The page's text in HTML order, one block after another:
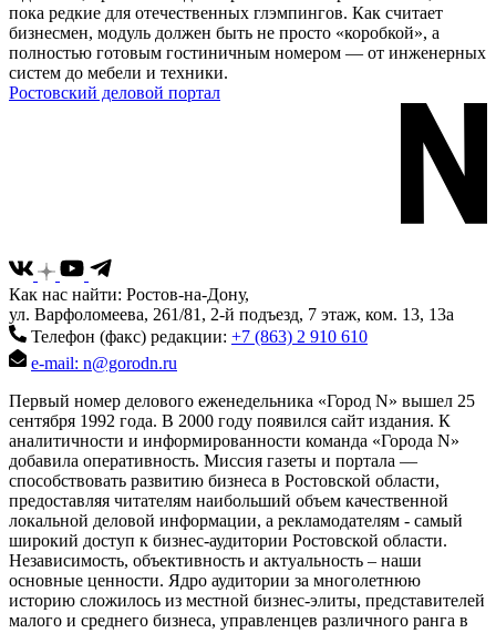
пока редкие для отечественных глэмпингов. Как считает
бизнесмен, модуль должен быть не просто «коробкой», а
полностью готовым гостиничным номером — от инженерных
систем до мебели и техники.
Ростовский деловой портал
Как нас найти: Ростов-на-Дону,
ул. Варфоломеева, 261/81, 2-й подъезд, 7 этаж, ком. 13, 13а
Телефон (факс) редакции: +7 (863) 2 910 610
e-mail: n@gorodn.ru
Первый номер делового еженедельника «Город N» вышел 25
сентября 1992 года. В 2000 году появился сайт издания. К
аналитичности и информированности команда «Города N»
добавила оперативность. Миссия газеты и портала —
способствовать развитию бизнеса в Ростовской области,
предоставляя читателям наибольший объем качественной
локальной деловой информации, а рекламодателям - самый
широкий доступ к бизнес-аудитории Ростовской области.
Независимость, объективность и актуальность – наши
основные ценности. Ядро аудитории за многолетнюю
историю сложилось из местной бизнес-элиты, представителей
малого и среднего бизнеса, управленцев различного ранга в